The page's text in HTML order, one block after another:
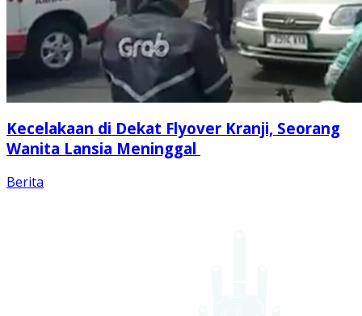
Kecelakaan di Dekat Flyover Kranji, Seorang
Wanita Lansia Meninggal
Berita